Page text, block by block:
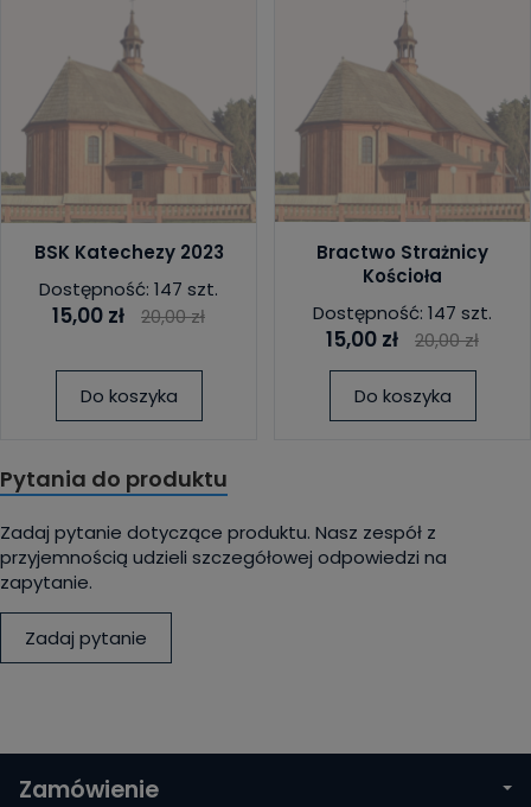
BSK Katechezy 2023
Dostępność: 147 szt.
15,00 zł 20,00 zł
Do koszyka
Bractwo Strażnicy
Kościoła
Dostępność: 147 szt.
15,00 zł 20,00 zł
Do koszyka
Pytania do produktu
Zadaj pytanie dotyczące produktu. Nasz zespół z
przyjemnością udzieli szczegółowej odpowiedzi na
zapytanie.
Zadaj pytanie
Zamówienie